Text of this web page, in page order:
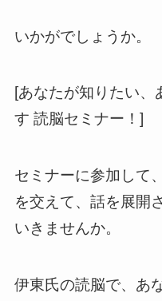
いかがでしょうか。
[あなたが知りたい、
す 読脳セミナー！]
セミナーに参加して
を交えて、話を展開
いきませんか。
伊東氏の読脳で、あ